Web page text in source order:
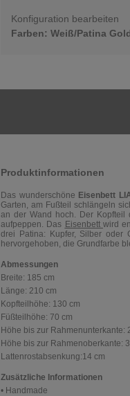
Konfiguration bearbeiten
Farben: Weiß/Patina
Produktinformationen
Das wunderschöne Eisenbett
Garten, am Fußteil schlängeln
an der Wand hoch. Der Kopfteil
aufpeppen. Das Eisenbett wird
drei Patina: Kupfer, Silber oder
hervorgehoben, die Grundfarbe
Abmessungen
Breite: 185 cm
Länge: 210 cm
Kopfteilhöhe: 130 cm
Füßteilhöhe: 70 cm
Höhe bis zur Rahmenunterkante:
Höhe bis zur Rahmenoberkante:
Lattenrostabsenkung:14 cm
Zusätzliche Informationen
• Handmade